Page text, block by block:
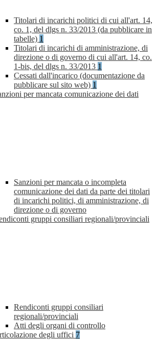
Titolari di incarichi politici di cui all'art. 14,
co. 1, del dlgs n. 33/2013 (da pubblicare in
tabelle) 1
Titolari di incarichi di amministrazione, di
direzione o di governo di cui all'art. 14, co.
1-bis, del dlgs n. 33/2013 1
Cessati dall'incarico (documentazione da
pubblicare sul sito web) 1
per mancata comunicazione dei dati
Sanzioni per mancata o incompleta
comunicazione dei dati da parte dei titolari
di incarichi politici, di amministrazione, di
direzione o di governo
gruppi consiliari regionali/provinciali
Rendiconti gruppi consiliari
regionali/provinciali
Atti degli organi di controllo
degli uffici 7